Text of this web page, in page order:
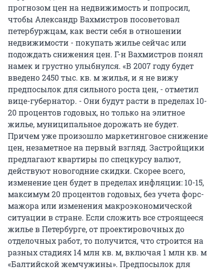
прогнозом цен на недвижимость и попросил,
чтобы Александр Вахмистров посоветовал
петербуржцам, как вести себя в отношении
недвижимости - покупать жилье сейчас или
подождать снижения цен. Г-н Вахмистров понял
намек и грустно улыбнулся. «В 2007 году будет
введено 2450 тыс. кв. м жилья, и я не вижу
предпосылок для сильного роста цен, - отметил
вице-губернатор. - Они будут расти в пределах 10-
20 процентов годовых, но только на элитное
жилье, муниципальное дорожать не будет.
Причем уже произошло маркетинговое снижение
цен, незаметное на первый взгляд. Застройщики
предлагают квартиры по спецкурсу валют,
действуют новогодние скидки. Скорее всего,
изменение цен будет в пределах инфляции: 10-15,
максимум 20 процентов годовых, без учета форс-
мажора или изменения макроэкономической
ситуации в стране. Если сложить все строящееся
жилье в Петербурге, от проектировочных до
отделочных работ, то получится, что строится на
разных стадиях 14 млн кв. м, включая 1 млн кв. м
«Балтийской жемчужины». Предпосылок для